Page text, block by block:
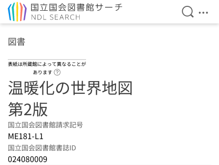
検索を
メ
図書
表紙は所蔵館によって異なることが
あります
温暖化の世界地図
第2版
国立国会図書館請求記号
ME181-L1
国立国会図書館書誌ID
024080009